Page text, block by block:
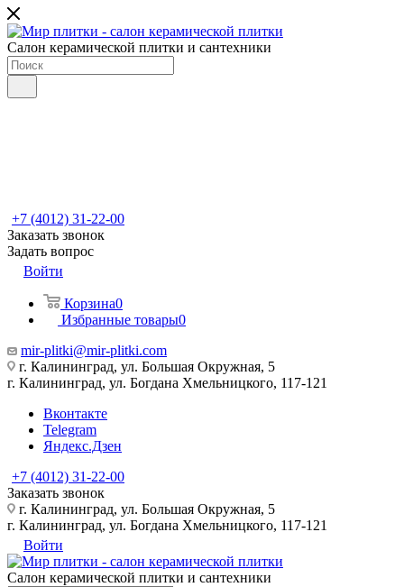
Салон керамической плитки и сантехники
+7 (4012) 31-22-00
Заказать звонок
Задать вопрос
Войти
Корзина0
Избранные товары0
mir-plitki@mir-plitki.com
г. Калининград, ул. Большая Окружная, 5
г. Калининград, ул. Богдана Хмельницкого, 117-121
Вконтакте
Telegram
Яндекс.Дзен
+7 (4012) 31-22-00
Заказать звонок
г. Калининград, ул. Большая Окружная, 5
г. Калининград, ул. Богдана Хмельницкого, 117-121
Войти
Салон керамической плитки и сантехники